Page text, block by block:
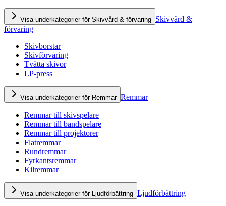
Visa underkategorier för Skivvård & förvaring Skivvård &
förvaring
Skivborstar
Skivförvaring
Tvätta skivor
LP-press
Visa underkategorier för Remmar Remmar
Remmar till skivspelare
Remmar till bandspelare
Remmar till projektorer
Flatremmar
Rundremmar
Fyrkantsremmar
Kilremmar
Visa underkategorier för Ljudförbättring Ljudförbättring